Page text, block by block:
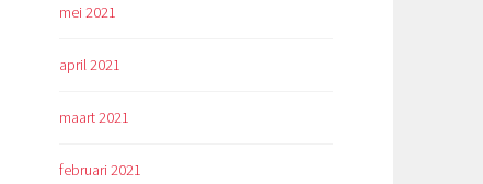
mei 2021
april 2021
maart 2021
februari 2021